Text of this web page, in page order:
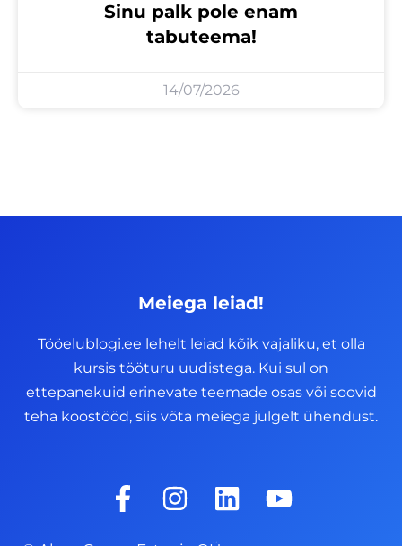
Sinu palk pole enam
tabuteema!
14/07/2026
Meiega leiad!
Tööelublogi.ee lehelt leiad kõik vajaliku, et olla
kursis tööturu uudistega. Kui sul on
ettepanekuid erinevate teemade osas või soovid
teha koostööd, siis võta meiega julgelt ühendust.
F
a
I
n
s
L
i
Y
o